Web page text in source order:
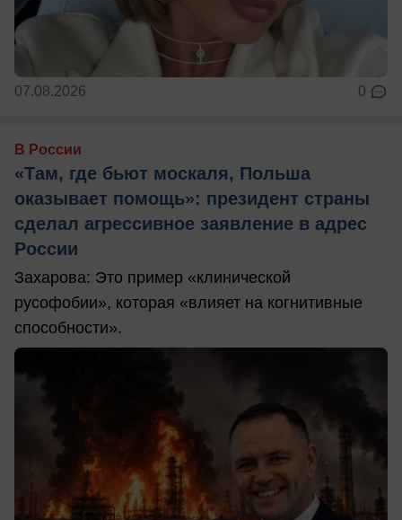
07.08.2026 0
В России
«Там, где бьют москаля, Польша
оказывает помощь»: президент страны
сделал агрессивное заявление в адрес
России
Захарова: Это пример «клинической
русофобии», которая «влияет на когнитивные
способности».